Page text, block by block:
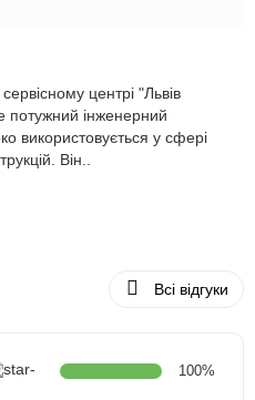
центрі "Львів
потужний інженерний
використовується у сфері
Він..
Всі відгуки
100%